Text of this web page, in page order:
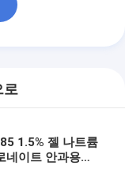
로
1.5% 젤 나트륨
네이트 안과용